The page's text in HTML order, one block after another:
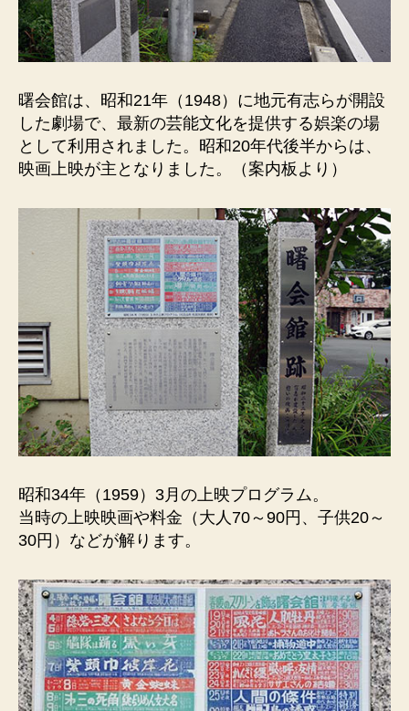
グ
ラ
ム。
曙会館は、昭和21年（1948）に地元有志らが開設
した劇場で、最新の芸能文化を提供する娯楽の場
として利用されました。昭和20年代後半からは、
映画上映が主となりました。（案内板より）
昭和34年（1959）3月の上映プログラム。
当時の上映映画や料金（大人70～90円、子供20～
30円）などが解ります。